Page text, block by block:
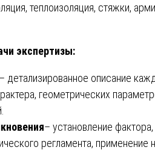
теплоизоляция, стяжки,
экспертизы:
– детализированное описание
геометрических
– установление
регламента, применение